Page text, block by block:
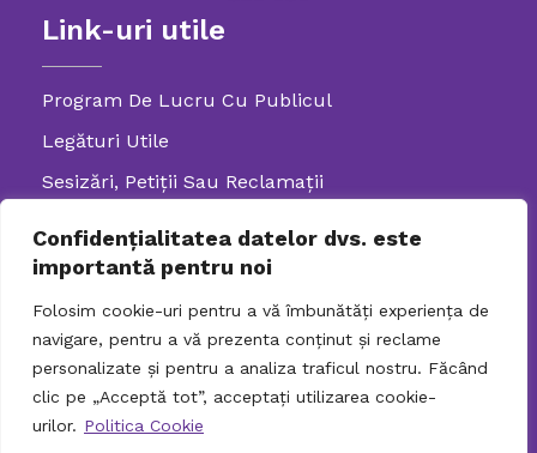
Confidențialitatea datelor dvs. este
importantă pentru noi
Folosim cookie-uri pentru a vă îmbunătăți experiența de
navigare, pentru a vă prezenta conținut și reclame
personalizate și pentru a analiza traficul nostru. Făcând
clic pe „Acceptă tot”, acceptați utilizarea cookie-
urilor. Politica Cookie
Link-uri utile
Program De Lucru Cu Publicul
Legături Utile
Sesizări, Petiţii Sau Reclamații
Politică De Confidenţialitate
031.9798
TELEFONUL